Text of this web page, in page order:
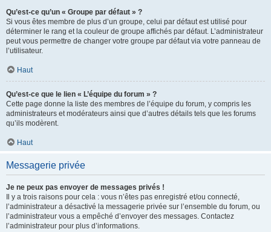
Qu’est-ce qu’un « Groupe par défaut » ?
Si vous êtes membre de plus d’un groupe, celui par défaut est utilisé pour
déterminer le rang et la couleur de groupe affichés par défaut. L’administrateur
peut vous permettre de changer votre groupe par défaut via votre panneau de
l’utilisateur.
Haut
Qu’est-ce que le lien « L’équipe du forum » ?
Cette page donne la liste des membres de l’équipe du forum, y compris les
administrateurs et modérateurs ainsi que d’autres détails tels que les forums
qu’ils modèrent.
Haut
Messagerie privée
Je ne peux pas envoyer de messages privés !
Il y a trois raisons pour cela : vous n’êtes pas enregistré et/ou connecté,
l’administrateur a désactivé la messagerie privée sur l’ensemble du forum, ou
l’administrateur vous a empêché d’envoyer des messages. Contactez
l’administrateur pour plus d’informations.